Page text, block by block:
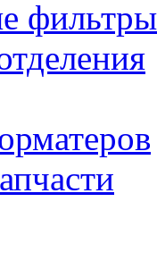
фильтры